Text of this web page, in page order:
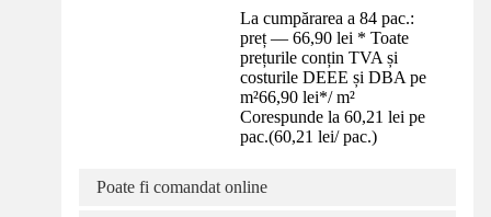
La cumpărarea a 84 pac.:
preț — 66,90 lei * Toate
prețurile conțin TVA și
costurile DEEE și DBA pe
m²66,90 lei*/ m²
Corespunde la 60,21 lei pe
pac.(60,21 lei/ pac.)
Poate fi comandat online